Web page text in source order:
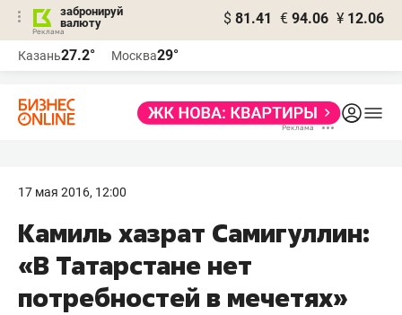
забронируй
валюту
$ 81.41 € 94.06 ¥ 12.06
Казань27.2° Москва29°
17 мая 2016, 12:00
​Камиль хазрат Самигуллин:
«В Татарстане нет
потребностей в мечетях»